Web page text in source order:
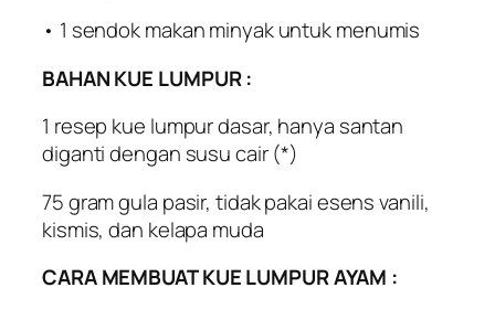
• 1 sendok makan minyak untuk menumis
BAHAN KUE LUMPUR :
1 resep kue lumpur dasar, hanya santan
diganti dengan susu cair (*)
75 gram gula pasir, tidak pakai esens vanili,
kismis, dan kelapa muda
CARA MEMBUATKUE LUMPUR AYAM :